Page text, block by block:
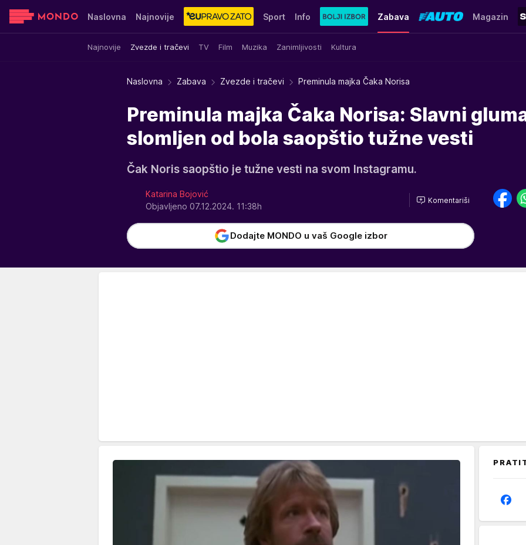
Naslovna Najnovije Sport Info Zabava
Najnovije Zvezde i tračevi TV Film Muzika Zanimljivosti Kultura
Magazin
Sensa Stvar ukusa Yumama
Naslovna Zabava Zvezde i tračevi Preminula majka Čaka Norisa
Preminula majka Čaka Norisa: Slavni
slomljen od bola saopštio tužne vesti
Čak Noris saopštio je tužne vesti na svom Instagramu.
Katarina Bojović
Objavljeno 07.12.2024. 11:38h
Komentariši
Dodajte MONDO u vaš Google izbor